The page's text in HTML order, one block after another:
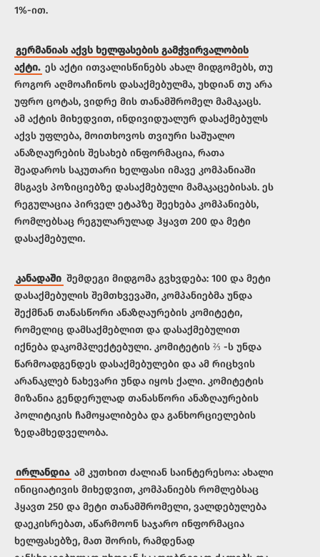
1%-ით.
გერმანიას აქვს ხელფასების გამჭვირვალობის
აქტი. ეს აქტი ითვალისწინებს ახალ მიდგომებს, თუ
როგორ აღმოაჩინოს დასაქმებულმა, უხდიან თუ არა
უფრო ცოტას, ვიდრე მის თანამშრომელ მამაკაცს.
ამ აქტის მიხედვით, ინდივიდუალურ დასაქმებულს
აქვს უფლება, მოითხოვოს თვიური საშუალო
ანაზღაურების შესახებ ინფორმაცია, რათა
შეადაროს საკუთარი ხელფასი იმავე კომპანიაში
მსგავს პოზიციებზე დასაქმებული მამაკაცებისას. ეს
რეგულაცია პირველ ეტაპზე შეეხება კომპანიებს,
რომლებსაც რეგულარულად ჰყავთ 200 და მეტი
დასაქმებული.
კანადაში შემდეგი მიდგომა გვხვდება: 100 და მეტი
დასაქმებულის შემთხვევაში, კომპანიებმა უნდა
შექმნან თანასწორი ანაზღაურების კომიტეტი,
რომელიც დამსაქმებლით და დასაქმებულით
იქნება დაკომპლექტებული. კომიტეტის ⅔ -ს უნდა
წარმოადგენდეს დასაქმებულები და ამ რიცხვის
არანაკლებ ნახევარი უნდა იყოს ქალი. კომიტეტის
მიზანია გენდერულად თანასწორი ანაზღაურების
პოლიტიკის ჩამოყალიბება და განხორციელების
ზედამხედველობა.
ირლანდია ამ კუთხით ძალიან საინტერესოა: ახალი
ინიციატივის მიხედვით, კომპანიებს რომლებსაც
ჰყავთ 250 და მეტი თანამშრომელი, ვალდებულება
დაეკისრებათ, აწარმოონ საჯარო ინფორმაცია
ხელფასებზე, მათ შორის, რამდენად